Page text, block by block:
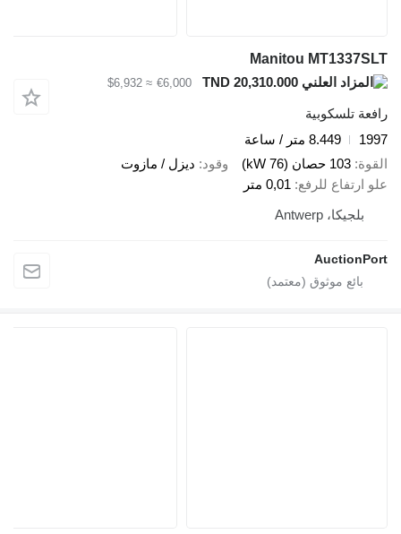
Manitou MT1337SLT
€6,000
≈ $6,932
رافعة تلسكوبية
1997
8.449 متر / ساعة
القوة 103 حصان (76 kW) وقود ديزل / مازوت
علو ارتفاع للرفع 0,01 متر
بلجيكا، Antwerp
AuctionPort